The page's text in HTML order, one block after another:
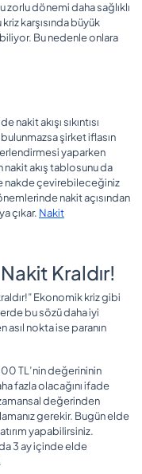
zorlu dönemi daha sağlıklı
karşısında büyük
Bu nedenle onlara
akışı sıkıntısı
şirket iflasın
yaparken
akış tablosunu da
nakde çevirebileceğiniz
nakit açısından
çıkar. Nakit
Kraldır!
Ekonomik kriz gibi
bu sözü daha iyi
nokta ise paranın
TL’nin değerininin
fazla olacağını ifade
değerinden
gerekir. Bugün elde
yapabilirsiniz.
3 ay içinde elde